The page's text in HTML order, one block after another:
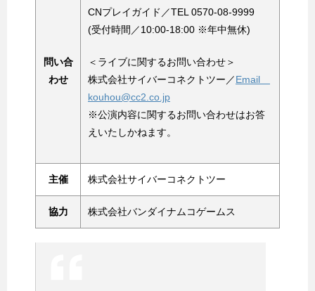
問い合
わせ
CNプレイガイド／TEL 0570-08-9999
(受付時間／10:00-18:00 ※年中無休)
＜ライブに関するお問い合わせ＞
株式会社サイバーコネクトツー／Email
kouhou@cc2.co.jp
※公演内容に関するお問い合わせはお答
えいたしかねます。
主催 株式会社サイバーコネクトツー
協力 株式会社バンダイナムコゲームス